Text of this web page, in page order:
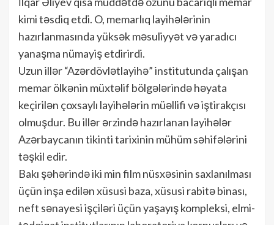
kimi təsdiq etdi. O, memarlıq layihələrinin
hazırlanmasında yüksək məsuliyyət və yaradıcı
yanaşma nümayiş etdirirdi.
Uzun illər “Azərdövlətlayihə” institutunda çalışan
memar ölkənin müxtəlif bölgələrində həyata
keçirilən çoxsaylı layihələrin müəllifi və iştirakçısı
olmuşdur. Bu illər ərzində hazırlanan layihələr
Azərbaycanın tikinti tarixinin mühüm səhifələrini
təşkil edir.
Bakı şəhərində iki min film nüsxəsinin saxlanılması
üçün inşa edilən xüsusi baza, xüsusi rabitə binası,
neft sənayesi işçiləri üçün yaşayış kompleksi, elmi-